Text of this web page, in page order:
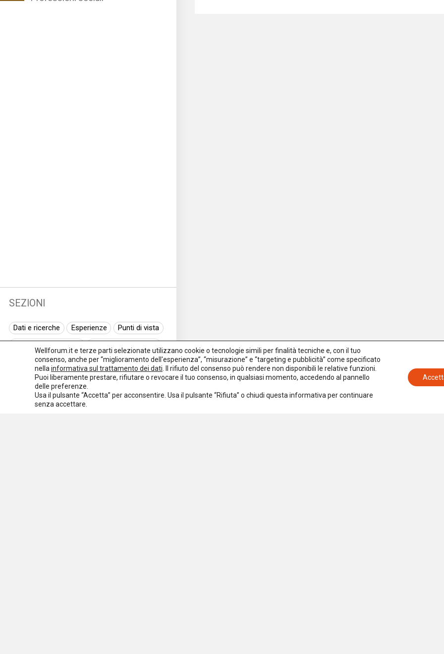
SEZIONI
Dati e ricerche Esperienze
Punti di vista
Normativa europea
Rassegna normativa
I seminari di Welforum
Eventi
Spazio ai promotori
Wellforum.it e terze parti selezionate utilizzano cookie o tecnologie simili per finalità tecniche e, con il tuo
consenso, anche per “miglioramento dell'esperienza”, “misurazione” e “targeting e pubblicità” come specificato
nella informativa sul trattamento dei dati . Il rifiuto del consenso può rendere non disponibili le relative funzioni.
Puoi liberamente prestare, rifiutare o revocare il tuo consenso, in qualsiasi momento, accedendo al pannello
delle preferenze.
Usa il pulsante “Accetta” per acconsentire. Usa il pulsante “Rifiuta” o chiudi questa informativa per continuare
senza accettare.